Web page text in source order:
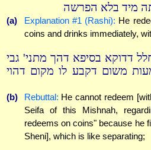
מיד בלא הפרשה
(a) Explanation #1 (Rashi): He
coins and drinks immediately,
דדוקא בסיפא דהך מתני' גבי
משום דקבע לו מקום דהוי
(b) Rebuttal: He cannot redeem
Seifa of this Mishnah,
redeems on coins" because he
Sheni], which is like separating;